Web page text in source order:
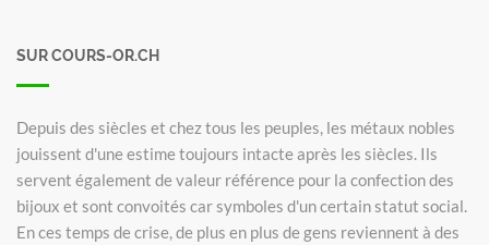
SUR COURS-OR.CH
Depuis des siècles et chez tous les peuples, les métaux nobles
jouissent d'une estime toujours intacte après les siècles. Ils
servent également de valeur référence pour la confection des
bijoux et sont convoités car symboles d'un certain statut social.
En ces temps de crise, de plus en plus de gens reviennent à des